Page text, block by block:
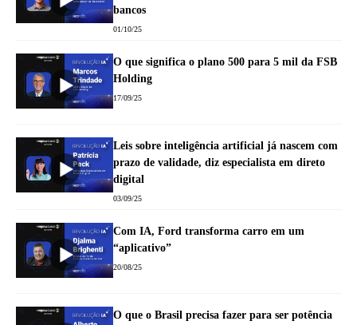
bancos
01/10/25
O que significa o plano 500 para 5 mil da FSB
Holding
17/09/25
Leis sobre inteligência artificial já nascem com
prazo de validade, diz especialista em direto
digital
03/09/25
Com IA, Ford transforma carro em um
“aplicativo”
20/08/25
O que o Brasil precisa fazer para ser potência